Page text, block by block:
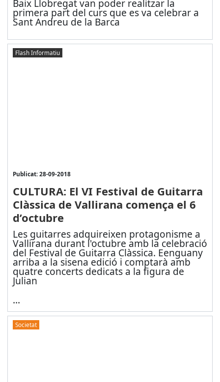
Baix Llobregat van poder realitzar la
primera part del curs que es va celebrar a
Sant Andreu de la Barca
Flash Informatiu
Publicat: 28-09-2018
CULTURA: El VI Festival de Guitarra
Clàssica de Vallirana comença el 6
d’octubre
Les guitarres adquireixen protagonisme a
Vallirana durant l'octubre amb la celebració
del Festival de Guitarra Clàssica. Eenguany
arriba a la sisena edició i comptarà amb
quatre concerts dedicats a la figura de
Julian
...
Societat